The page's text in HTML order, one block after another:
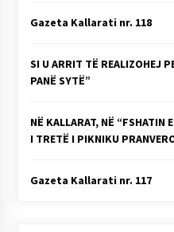
Gazeta Kallarati nr. 118
SI U ARRIT TË REALIZOHEJ
PANË SYTË”
NË KALLARAT, NË “FSHATIN
I TRETË I PIKNIKU
Gazeta Kallarati nr. 117